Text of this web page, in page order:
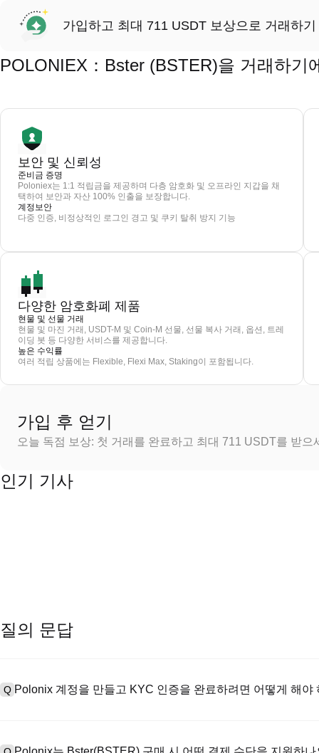
가입하고 최대 711 USDT 보상으로 거래하기
POLONIEX：Bster (BSTER)을 거래하기
보안 및 신뢰성
준비금 증명
Poloniex는 1:1 적립금을 제공하며 다층 암호화 및 오프라인 지갑을 채
택하여 보안과 자산 100% 인출을 보장합니다.
계정보안
다중 인증, 비정상적인 로그인 경고 및 쿠키 탈취 방지 기능
다양한 암호화폐 제품
현물 및 선물 거래
현물 및 마진 거래, USDT-M 및 Coin-M 선물, 선물 복사 거래, 옵션, 트레
이딩 봇 등 다양한 서비스를 제공합니다.
높은 수익률
여러 적립 상품에는 Flexible, Flexi Max, Staking이 포함됩니다.
가입 후 얻기
오늘 독점 보상: 첫 거래를 완료하고 최대 711 USDT를 받으
인기 기사
질의 문답
Q Polonix 계정을 만들고 KYC 인증을 완료하려면 어떻게 해야